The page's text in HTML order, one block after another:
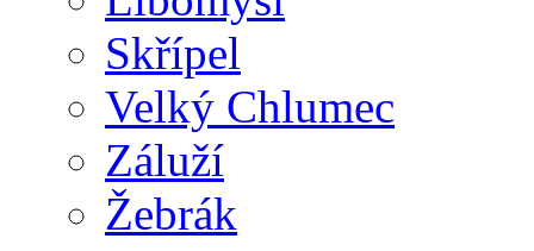
Skřípel
Velký Chlumec
Záluží
Žebrák